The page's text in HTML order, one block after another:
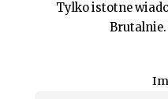
Tylko istotne
Brutalnie.